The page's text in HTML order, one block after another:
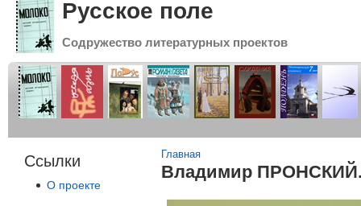
Русское поле
Содружество литературных проектов
Ссылки
О проекте
Вы здесь
Главная
Владимир ПРОНСКИЙ.